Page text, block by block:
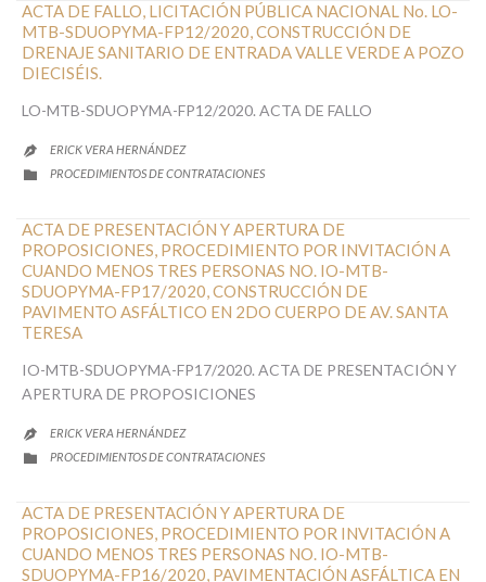
ACTA DE FALLO, LICITACIÓN PÚBLICA NACIONAL No. LO-
MTB-SDUOPYMA-FP12/2020, CONSTRUCCIÓN DE
DRENAJE SANITARIO DE ENTRADA VALLE VERDE A POZO
DIECISÉIS.
LO-MTB-SDUOPYMA-FP12/2020. ACTA DE FALLO

ERICK VERA HERNÁNDEZ

CATEGORY
PROCEDIMIENTOS DE CONTRATACIONES
ACTA DE PRESENTACIÓN Y APERTURA DE
PROPOSICIONES, PROCEDIMIENTO POR INVITACIÓN A
CUANDO MENOS TRES PERSONAS NO. IO-MTB-
SDUOPYMA-FP17/2020, CONSTRUCCIÓN DE
PAVIMENTO ASFÁLTICO EN 2DO CUERPO DE AV. SANTA
TERESA
IO-MTB-SDUOPYMA-FP17/2020. ACTA DE PRESENTACIÓN Y
APERTURA DE PROPOSICIONES

ERICK VERA HERNÁNDEZ

CATEGORY
PROCEDIMIENTOS DE CONTRATACIONES
ACTA DE PRESENTACIÓN Y APERTURA DE
PROPOSICIONES, PROCEDIMIENTO POR INVITACIÓN A
CUANDO MENOS TRES PERSONAS NO. IO-MTB-
SDUOPYMA-FP16/2020, PAVIMENTACIÓN ASFÁLTICA EN